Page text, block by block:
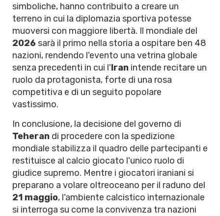
simboliche, hanno contribuito a creare un
terreno in cui la diplomazia sportiva potesse
muoversi con maggiore libertà. Il mondiale del
2026 sarà il primo nella storia a ospitare ben 48
nazioni, rendendo l'evento una vetrina globale
senza precedenti in cui l'Iran intende recitare un
ruolo da protagonista, forte di una rosa
competitiva e di un seguito popolare
vastissimo.
In conclusione, la decisione del governo di
Teheran di procedere con la spedizione
mondiale stabilizza il quadro delle partecipanti e
restituisce al calcio giocato l'unico ruolo di
giudice supremo. Mentre i giocatori iraniani si
preparano a volare oltreoceano per il raduno del
21 maggio, l'ambiente calcistico internazionale
si interroga su come la convivenza tra nazioni